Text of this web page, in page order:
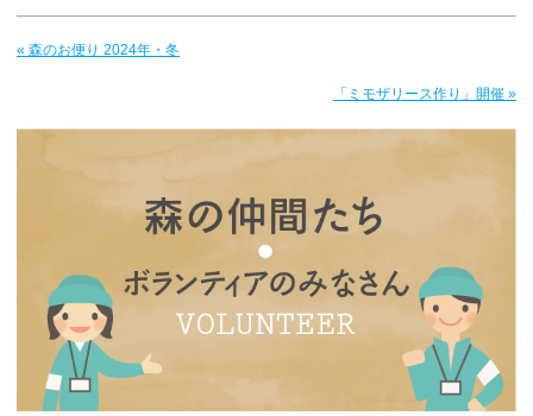
« 森のお便り 2024年・冬
「ミモザリース作り」開催 »